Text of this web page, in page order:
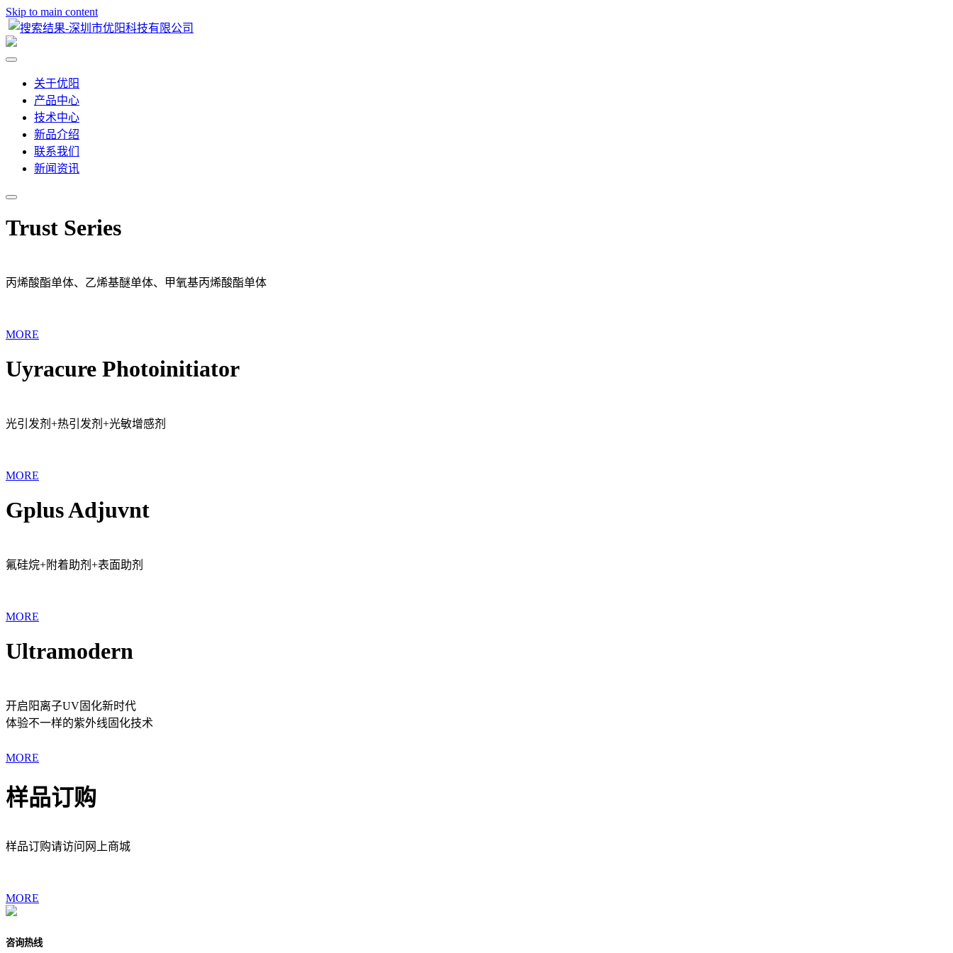
Skip to main content
关于优阳
产品中心
技术中心
新品介绍
联系我们
新闻资讯
Trust Series
丙烯酸酯单体、乙烯基醚单体、甲氧基丙烯酸酯单体
MORE
Uyracure Photoinitiator
光引发剂+热引发剂+光敏增感剂
MORE
Gplus Adjuvnt
氟硅烷+附着助剂+表面助剂
MORE
Ultramodern
开启阳离子UV固化新时代
体验不一样的紫外线固化技术
MORE
样品订购
样品订购请访问网上商城
MORE
咨询热线